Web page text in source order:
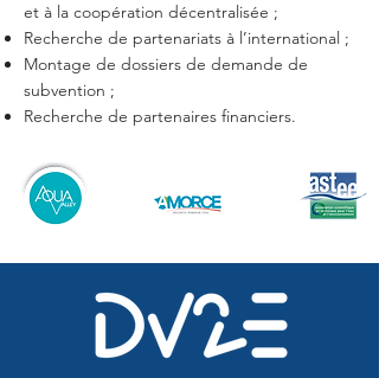
et à la coopération décentralisée ;
Recherche de partenariats à l’international ;
Montage de dossiers de demande de
subvention ;
Recherche de partenaires financiers.